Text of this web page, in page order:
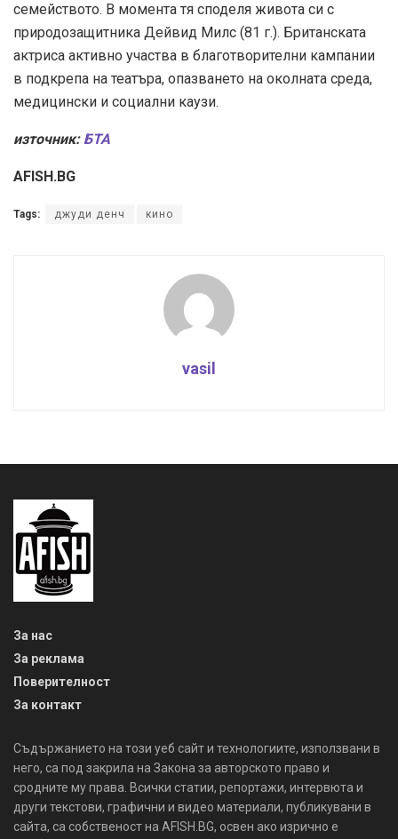
семейството. В момента тя споделя живота си с
природозащитника Дейвид Милс (81 г.). Британската
актриса активно участва в благотворителни кампании
в подкрепа на театъра, опазването на околната среда,
медицински и социални каузи.
източник: БТА
AFISH.BG
Tags: джуди денч кино
vasil
За нас
За реклама
Поверителност
За контакт
Съдържанието на този уеб сайт и технологиите, използвани в
него, са под закрила на Закона за авторското право и
сродните му права. Всички статии, репортажи, интервюта и
други текстови, графични и видео материали, публикувани в
сайта, са собственост на AFISH.BG, освен ако изрично е